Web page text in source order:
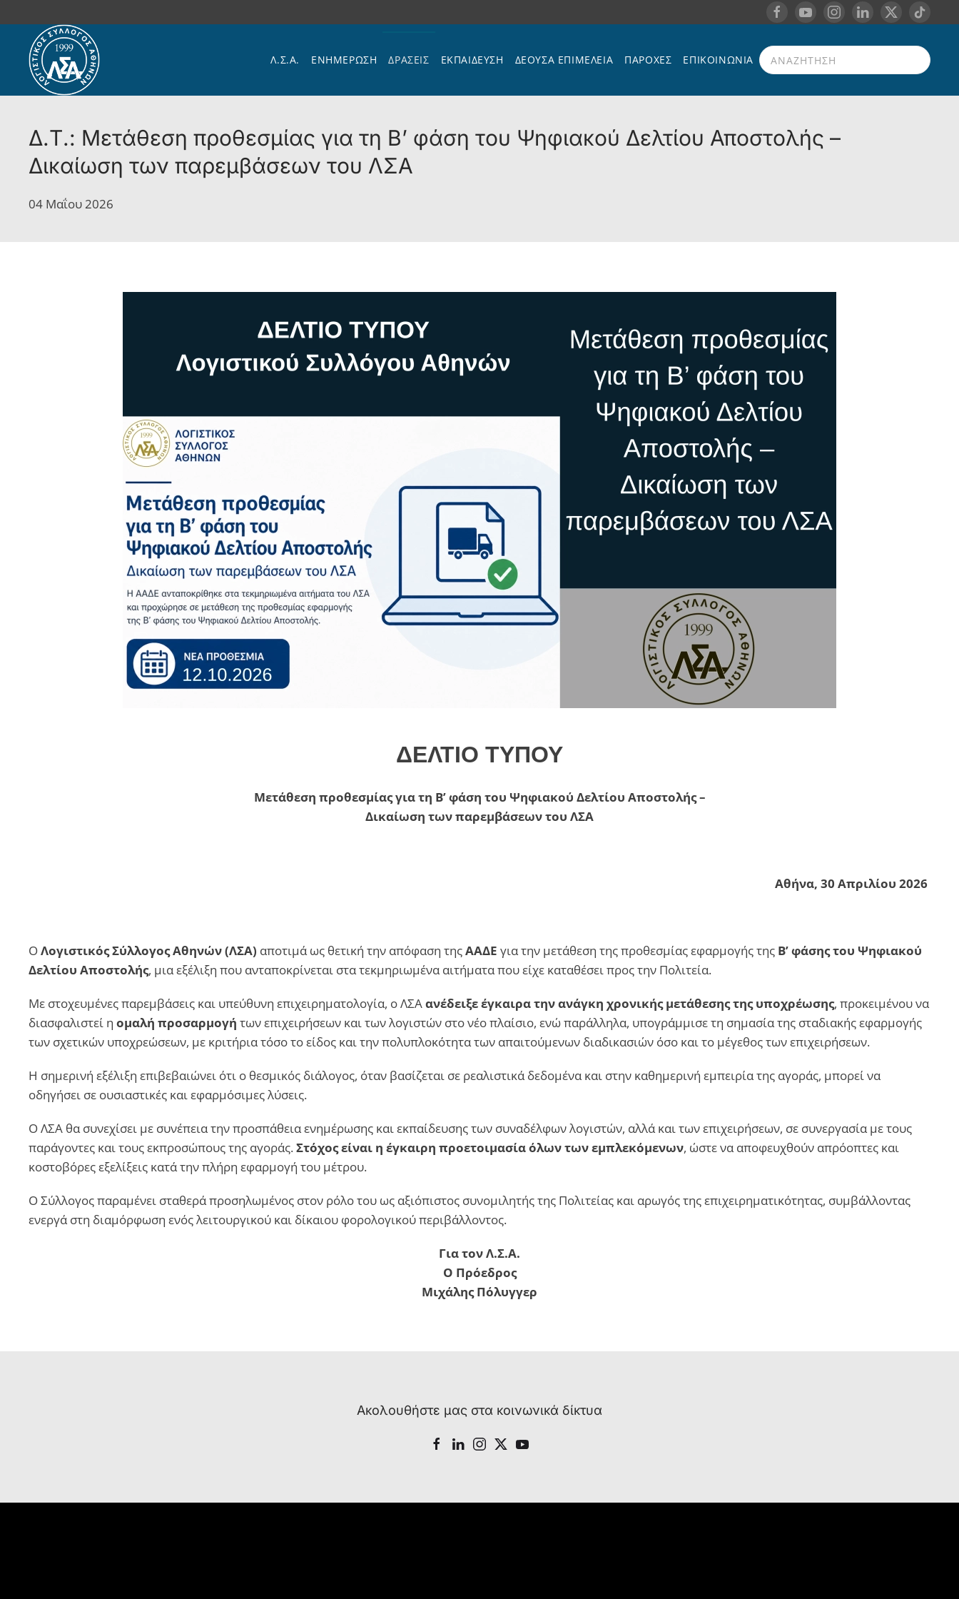
Skip to main content
Λ.Σ.Α. ΕΝΗΜΕΡΩΣΗ ΔΡΑΣΕΙΣ ΕΚΠΑΊΔΕΥΣΗ ΔΕΟΥΣΑ ΕΠΙΜΕΛΕΙΑ ΠΑΡΟΧΈΣ
ΕΠΙΚΟΙΝΩΝΊΑ
Δ.Τ.: Μετάθεση προθεσμίας για τη Β’ φάση του Ψηφιακού Δελτίου Αποστολής –
Δικαίωση των παρεμβάσεων του ΛΣΑ
04 Μαΐου 2026
ΔΕΛΤΙΟ ΤΥΠΟΥ
Μετάθεση προθεσμίας για τη Β’ φάση του Ψηφιακού Δελτίου Αποστολής –
Δικαίωση των παρεμβάσεων του ΛΣΑ
Αθήνα, 30 Απριλίου 2026
ΟΛογιστικός Σύλλογος Αθηνών (ΛΣΑ) αποτιμά ως θετική την απόφαση τηςΑΑΔΕ για την μετάθεση της προθεσμίας εφαρμογής της Β’ φάσης του Ψηφιακού
Δελτίου Αποστολής, μια εξέλιξη που ανταποκρίνεται στα τεκμηριωμένα αιτήματα που είχε καταθέσει προς την Πολιτεία.
Με στοχευμένες παρεμβάσεις και υπεύθυνη επιχειρηματολογία, ο ΛΣΑανέδειξε έγκαιρα την ανάγκη χρονικής μετάθεσης της υποχρέωσης, προκειμένου να
διασφαλιστεί η ομαλή προσαρμογή των επιχειρήσεων και των λογιστών στο νέο πλαίσιο, ενώ παράλληλα, υπογράμμισε τη σημασία της σταδιακής εφαρμογής
των σχετικών υποχρεώσεων, με κριτήρια τόσο το είδος και την πολυπλοκότητα των απαιτούμενων διαδικασιών όσο και το μέγεθος των επιχειρήσεων.
Η σημερινή εξέλιξη επιβεβαιώνει ότι ο θεσμικός διάλογος, όταν βασίζεται σε ρεαλιστικά δεδομένα και στην καθημερινή εμπειρία της αγοράς, μπορεί να
οδηγήσει σε ουσιαστικές και εφαρμόσιμες λύσεις.
Ο ΛΣΑ θα συνεχίσει με συνέπεια την προσπάθεια ενημέρωσης και εκπαίδευσης των συναδέλφων λογιστών, αλλά και των επιχειρήσεων, σε συνεργασία με τους
παράγοντες και τους εκπροσώπους της αγοράς.Στόχος είναι η έγκαιρη προετοιμασία όλων των εμπλεκόμενων, ώστε να αποφευχθούν απρόοπτες και
κοστοβόρες εξελίξεις κατά την πλήρη εφαρμογή του μέτρου.
Ο Σύλλογος παραμένει σταθερά προσηλωμένος στον ρόλο του ως αξιόπιστος συνομιλητής της Πολιτείας και αρωγός της επιχειρηματικότητας, συμβάλλοντας
ενεργά στη διαμόρφωση ενός λειτουργικού και δίκαιου φορολογικού περιβάλλοντος.
Για τον Λ.Σ.Α.
Ο Πρόεδρος
Μιχάλης Πόλυγγερ
Ακολουθήστε μας στα κοινωνικά δίκτυα